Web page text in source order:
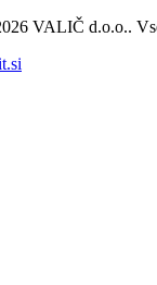
VALIČ d.o.o..